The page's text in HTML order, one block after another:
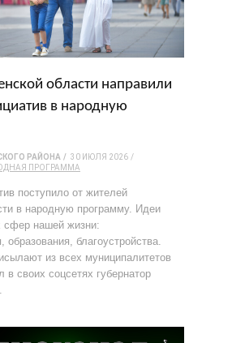
области направили
в народную
РАЙОНА
30 ИЮЛЯ 2026
ПРОГРАММА
поступило от жителей
в народную программу. Идеи
сфер нашей жизни:
образования, благоустройства.
из всех муниципалитетов
в своих соцсетях губернатор